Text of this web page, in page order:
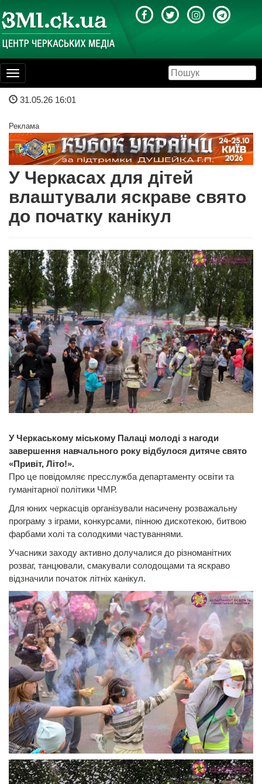
Toggle
navigation
31.05.26 16:01
Реклама
У Черкасах для дітей
влаштували яскраве свято
до початку канікул
У Черкаському міському Палаці молоді з нагоди
завершення навчального року відбулося дитяче свято
«Привіт, Літо!».
Про це повідомляє пресслужба департаменту освіти та
гуманітарної політики ЧМР.
Для юних черкасців організували насичену розважальну
програму з іграми, конкурсами, пінною дискотекою, битвою
фарбами холі та солодкими частуваннями.
Учасники заходу активно долучалися до різноманітних
розваг, танцювали, смакували солодощами та яскраво
відзначили початок літніх канікул.